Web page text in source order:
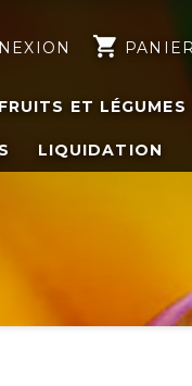
shopping_cart PANIER
FRUITS ET LÉGUMES
LIQUIDATION